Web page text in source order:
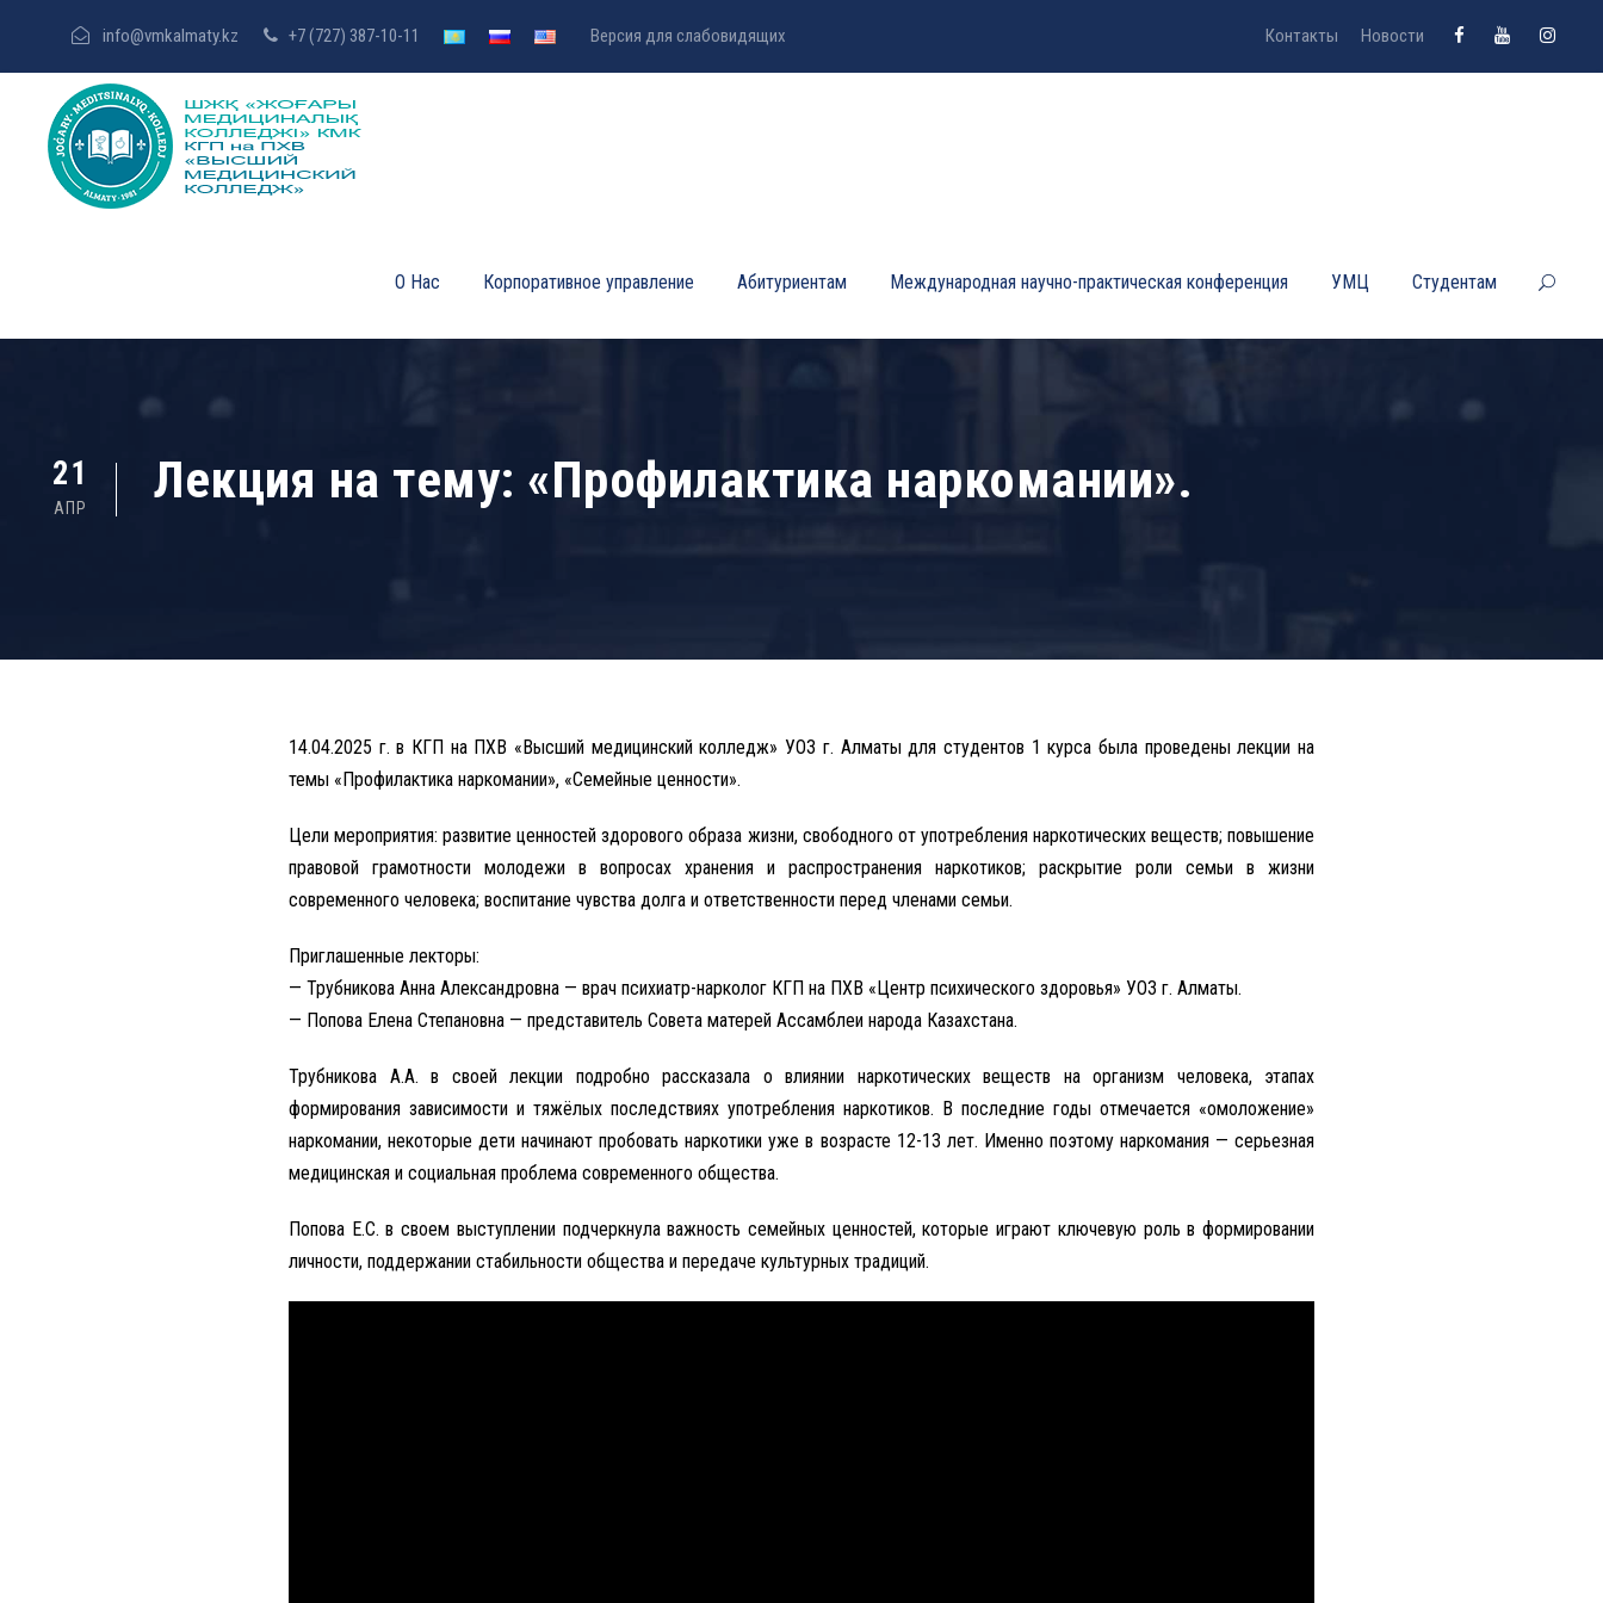
info@vmkalmaty.kz +7 (727) 387-10-11 Версия для слабовидящих Контакты Новости
О Нас Корпоративное управление Абитуриентам Международная научно-практическая конференция УМЦ Студентам
21
АПР Лекция на тему: «Профилактика наркомании».
14.04.2025 г. в КГП на ПХВ «Высший медицинский колледж» УОЗ г. Алматы для студентов 1 курса была проведены лекции на
темы «Профилактика наркомании», «Семейные ценности».
Цели мероприятия: развитие ценностей здорового образа жизни, свободного от употребления наркотических веществ; повышение
правовой грамотности молодежи в вопросах хранения и распространения наркотиков; раскрытие роли семьи в жизни
современного человека; воспитание чувства долга и ответственности перед членами семьи.
Приглашенные лекторы:
— Трубникова Анна Александровна — врач психиатр-нарколог КГП на ПХВ «Центр психического здоровья» УОЗ г. Алматы.
— Попова Елена Степановна — представитель Совета матерей Ассамблеи народа Казахстана.
Трубникова А.А. в своей лекции подробно рассказала о влиянии наркотических веществ на организм человека, этапах
формирования зависимости и тяжёлых последствиях употребления наркотиков. В последние годы отмечается «омоложение»
наркомании, некоторые дети начинают пробовать наркотики уже в возрасте 12-13 лет. Именно поэтому наркомания — серьезная
медицинская и социальная проблема современного общества.
Попова Е.С. в своем выступлении подчеркнула важность семейных ценностей, которые играют ключевую роль в формировании
личности, поддержании стабильности общества и передаче культурных традиций.